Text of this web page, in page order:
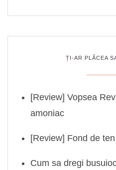
ȚI-AR PLĂCEA
[Review] Vopsea
amoniac
[Review] Fond de
Cum sa dregi